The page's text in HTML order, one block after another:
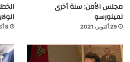
مجلس الأمن: سنة أخرى
لمينورسو
29 أكتوبر، 2021 8 أكتوبر، 2021